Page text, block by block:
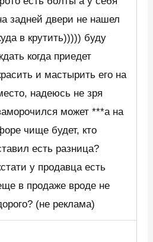
задней двери не нашел
в крутить))))) буду
когда приедет
и мастырить его на
надеюсь не зря
может ***а на
чище будет, кто
есть разница?
у продавца есть
в продаже вроде не
(не реклама)